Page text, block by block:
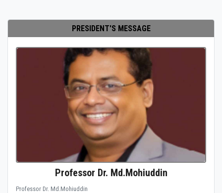
PRESIDENT'S MESSAGE
Professor Dr. Md.Mohiuddin
Professor Dr. Md.Mohiuddin